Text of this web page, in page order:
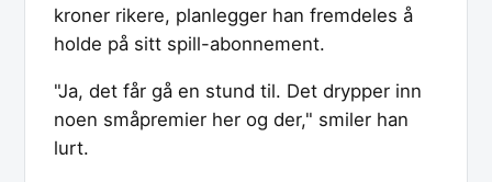
kroner rikere, planlegger han fremdeles å
holde på sitt spill-abonnement.
"Ja, det får gå en stund til. Det drypper inn
noen småpremier her og der," smiler han
lurt.